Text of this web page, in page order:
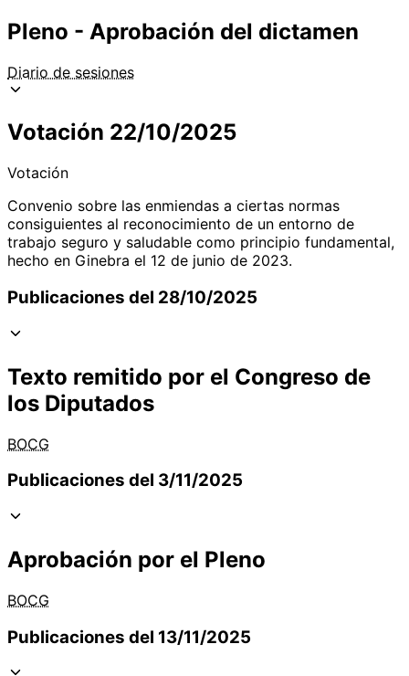
Pleno - Aprobación del dictamen
Diario de sesiones
Votación 22/10/2025
Votación
Convenio sobre las enmiendas a ciertas normas
consiguientes al reconocimiento de un entorno de
trabajo seguro y saludable como principio fundamental,
hecho en Ginebra el 12 de junio de 2023.
Publicaciones del 28/10/2025
Texto remitido por el Congreso de
los Diputados
BOCG
Publicaciones del 3/11/2025
Aprobación por el Pleno
BOCG
Publicaciones del 13/11/2025